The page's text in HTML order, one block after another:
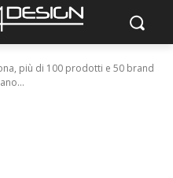
più di 100 prodotti e 50 brand